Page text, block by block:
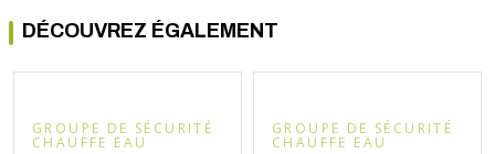
DÉCOUVREZ ÉGALEMENT
GROUPE DE SÉCURITÉ
CHAUFFE EAU
GROUPE DE SÉCURITÉ
CHAUFFE EAU